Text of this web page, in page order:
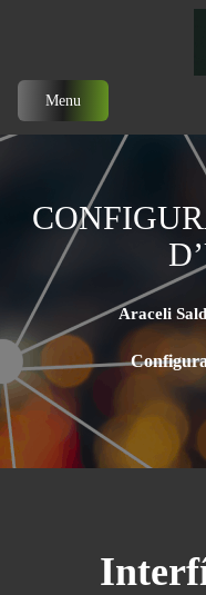
Menu
Araceli